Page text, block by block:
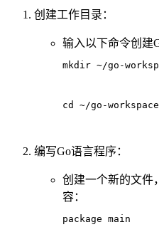
创建工作目录：
输入以下命令创建
mkdir ~/go-
cd ~/go-workspace
编写Go语言程序：
创建一个新的文件
容：
package main